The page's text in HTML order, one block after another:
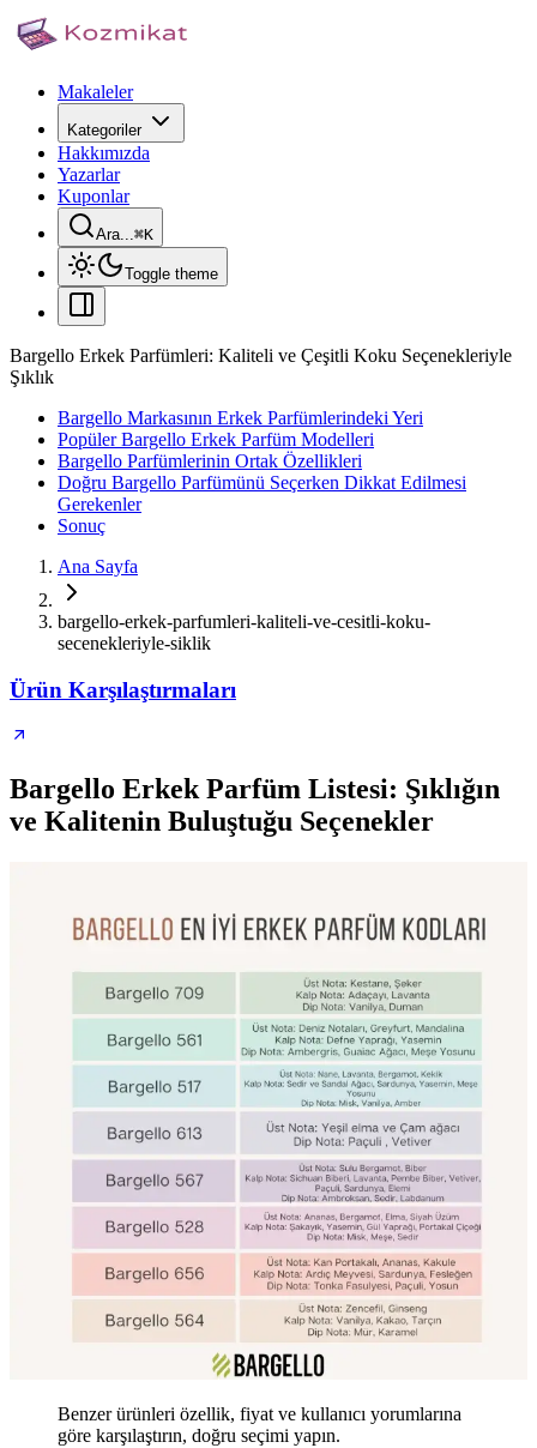
Makaleler
Kategoriler
Hakkımızda
Yazarlar
Kuponlar
Ara...⌘K
Toggle theme
Bargello Erkek Parfümleri: Kaliteli ve Çeşitli Koku Seçenekleriyle
Şıklık
Bargello Markasının Erkek Parfümlerindeki Yeri
Popüler Bargello Erkek Parfüm Modelleri
Bargello Parfümlerinin Ortak Özellikleri
Doğru Bargello Parfümünü Seçerken Dikkat Edilmesi
Gerekenler
Sonuç
Ana Sayfa
bargello-erkek-parfumleri-kaliteli-ve-cesitli-koku-
secenekleriyle-siklik
Ürün Karşılaştırmaları
Bargello Erkek Parfüm Listesi: Şıklığın
ve Kalitenin Buluştuğu Seçenekler
Benzer ürünleri özellik, fiyat ve kullanıcı yorumlarına
göre karşılaştırın, doğru seçimi yapın.